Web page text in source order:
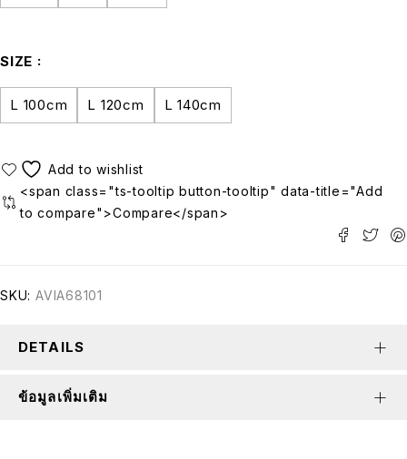
SIZE
L 100cm L 120cm L 140cm
<span class="ts-tooltip button-tooltip" data-title="Add
to compare">Compare</span>
SKU: AVIA68101
DETAILS
ข้อมูลเพิ่มเติม